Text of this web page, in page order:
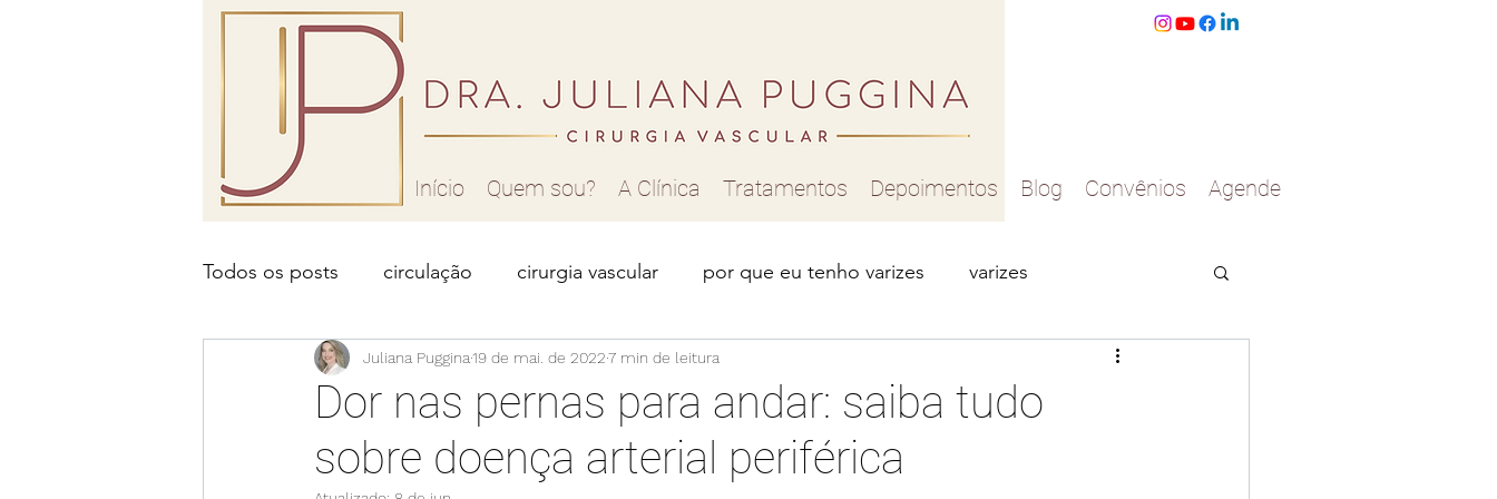
Início Quem sou? A Clínica Tratamentos Depoimentos Blog Convênios Agende
Todos os posts circulação cirurgia vascular por que eu tenho varizes varizes
problema de circulação má circulação varizes nas pernas
laser para vasinhos laser para varizes vasinhos nas pernas telangiectasias
Dor nas pernas para andar: saiba tudo
sobre doença arterial periférica
Juliana Puggina19 de mai. de 20227 min de leitura